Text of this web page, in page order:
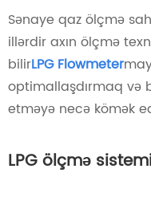
Sənaye qaz ölçmə
illərdir axın ölçmə
bilirLPG Flowmeter
optimallaşdırmaq və
etməyə necə kömək
LPG ölçmə